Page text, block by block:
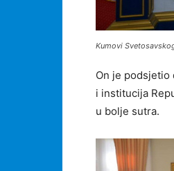
Kumovi
On je podsjetio
i institucija
u bolje sutra.